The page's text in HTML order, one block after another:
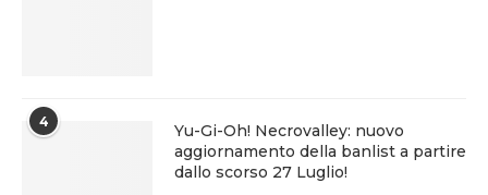
4
Yu-Gi-Oh! Necrovalley: nuovo
aggiornamento della banlist a partire
dallo scorso 27 Luglio!